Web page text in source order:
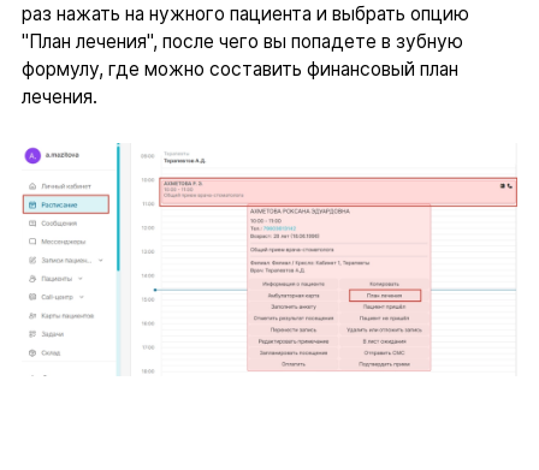
раз нажать на нужного пациента и выбрать опцию
"План лечения", после чего вы попадете в зубную
формулу, где можно составить финансовый план
лечения.